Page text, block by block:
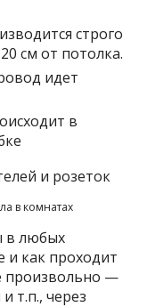
строго
см от потолка.
идет
в
в комнатах
в любых
и как проходит
произвольно —
т.п., через